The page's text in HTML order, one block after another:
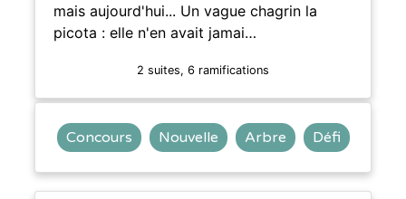
mais aujourd'hui... Un vague chagrin la
picota : elle n'en avait jamai…
2 suites, 6 ramifications
Concours Nouvelle Arbre Défi